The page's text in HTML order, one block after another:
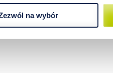
na wybór